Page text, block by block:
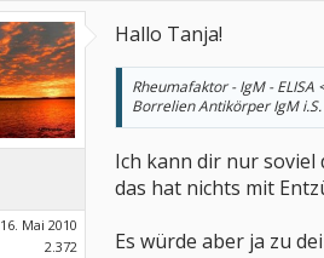
16. Mai 2010
2.372
Hallo Tanja!
Rheumafaktor - IgM - ELISA
Borrelien Antikörper IgM
Ich kann dir nur soviel
das hat nichts mit
Es würde aber ja zu